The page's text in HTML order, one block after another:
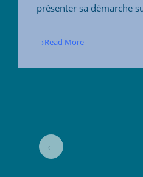
présenter sa démarche
→Read More
←